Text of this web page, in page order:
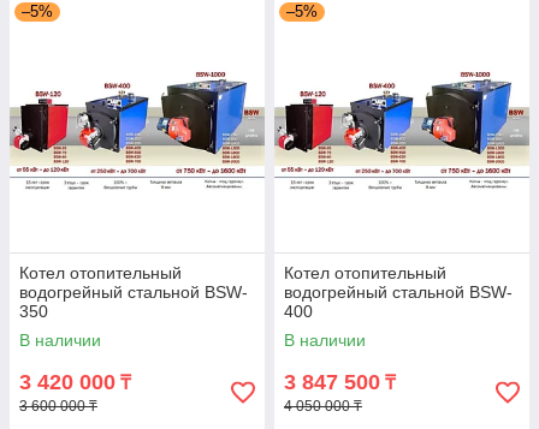
–5%
Котел отопительный
водогрейный стальной BSW-
350
В наличии
3 420 000 ₸
3 600 000 ₸
–5%
Котел отопительный
водогрейный стальной BSW-
400
В наличии
3 847 500 ₸
4 050 000 ₸